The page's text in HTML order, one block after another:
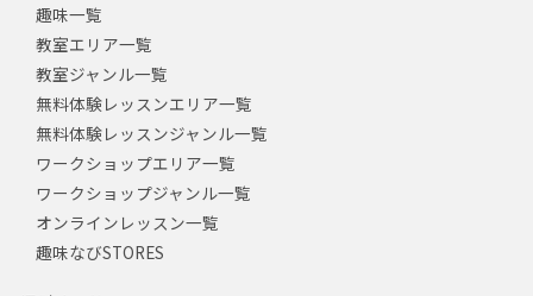
趣味一覧
教室エリア一覧
教室ジャンル一覧
無料体験レッスンエリア一覧
無料体験レッスンジャンル一覧
ワークショップエリア一覧
ワークショップジャンル一覧
オンラインレッスン一覧
趣味なびSTORES